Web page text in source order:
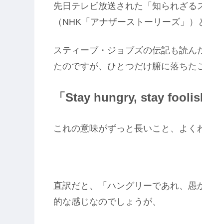
先日テレビ放送された「知られざる
（NHK「アナザーストーリーズ」）
スティーブ・ジョブズの伝記も読
たのですが、ひとつだけ腑に落ちた
「Stay hungry, stay
これの意味がずっと長いこと、よく
直訳だと、「ハングリーであれ、愚
的な感じなのでしょうが、